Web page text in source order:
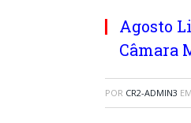
Agosto
Câmara
POR CR2-ADMIN3 EM